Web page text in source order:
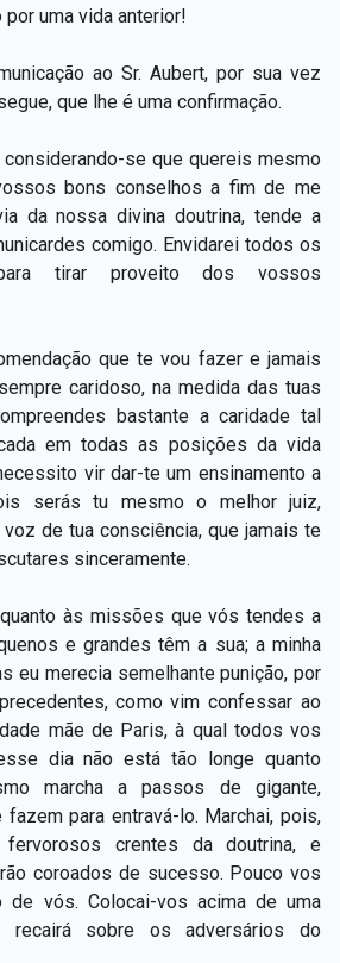
uma vida anterior!
ao Sr. Aubert, por sua vez
que lhe é uma confirmação.
se que quereis mesmo
bons conselhos a fim de me
da nossa divina doutrina, tende a
comigo. Envidarei todos os
tirar proveito dos vossos
que te vou fazer e jamais
caridoso, na medida das tuas
bastante a caridade tal
em todas as posições da vida
vir dar-te um ensinamento a
serás tu mesmo o melhor juiz,
de tua consciência, que jamais te
sinceramente.
às missões que vós tendes a
e grandes têm a sua; a minha
eu merecia semelhante punição, por
como vim confessar ao
mãe de Paris, à qual todos vos
dia não está tão longe quanto
marcha a passos de gigante,
para entravá-lo. Marchai, pois,
crentes da doutrina, e
coroados de sucesso. Pouco vos
de vós. Colocai-vos acima de uma
recairá sobre os adversários do